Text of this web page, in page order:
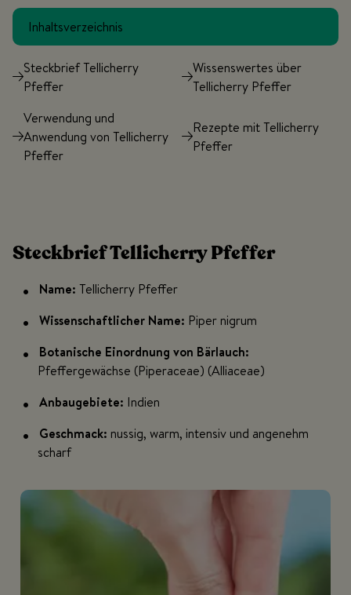
Inhaltsverzeichnis
Steckbrief Tellicherry
Pfeffer
Wissenswertes über
Tellicherry Pfeffer
Verwendung und
Anwendung von Tellicherry
Pfeffer
Rezepte mit Tellicherry
Pfeffer
Steckbrief Tellicherry Pfeffer
Name: Tellicherry Pfeffer
Wissenschaftlicher Name: Piper nigrum
Botanische Einordnung von Bärlauch:
Pfeffergewächse (Piperaceae) (Alliaceae)
Anbaugebiete: Indien
Geschmack: nussig, warm, intensiv und angenehm
scharf